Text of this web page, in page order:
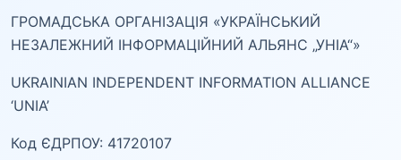
ГРОМАДСЬКА ОРГАНІЗАЦІЯ «УКРАЇНСЬКИЙ
НЕЗАЛЕЖНИЙ ІНФОРМАЦІЙНИЙ АЛЬЯНС „УНІА“»
UKRAINIAN INDEPENDENT INFORMATION ALLIANCE
‘UNIA’
Код ЄДРПОУ: 41720107